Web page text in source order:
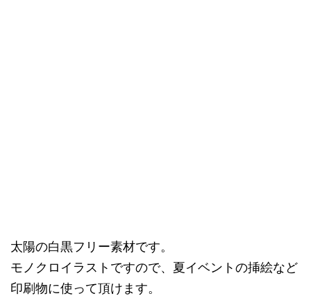
太陽の白黒フリー素材です。
モノクロイラストですので、夏イベントの挿絵など
印刷物に使って頂けます。